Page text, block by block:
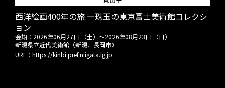
西洋絵画400年の旅 ―珠玉の東京富士美術館コレクシ
ョン
会期： 2026年06月27日 （土） ～2026年08月23日 （日）
新潟県立近代美術館（新潟、長岡市）
URL： https://kinbi.pref.niigata.lg.jp